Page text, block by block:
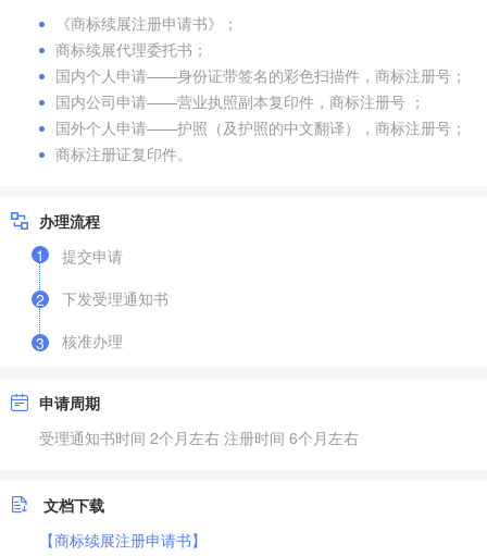
《商标续展注册申请书》；
商标续展代理委托书；
国内个人申请——身份证带签名的彩色扫描件，商标注册号；
国内公司申请——营业执照副本复印件，商标注册号 ；
国外个人申请——护照（及护照的中文翻译），商标注册号；
商标注册证复印件。
办理流程
1
提交申请
2
下发受理通知书
3 核准办理
申请周期
受理通知书时间 2个月左右 注册时间 6个月左右
文档下载
【商标续展注册申请书】